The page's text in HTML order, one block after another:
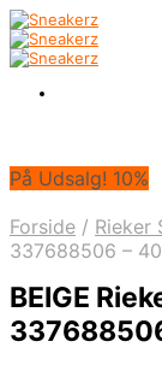
På Udsalg! 10%
Forside / Rieker
337688506 –
BEIGE